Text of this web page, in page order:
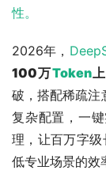
性。
2026年，
100万Token
破，搭配稀疏注
复杂配置，一
理，让百万字级
低专业场景的效